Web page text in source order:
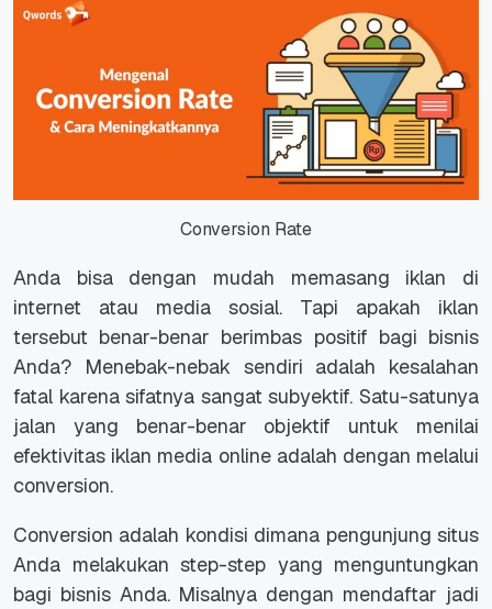
Conversion Rate
Anda bisa dengan mudah memasang iklan di
internet atau media sosial. Tapi apakah iklan
tersebut benar-benar berimbas positif bagi bisnis
Anda? Menebak-nebak sendiri adalah kesalahan
fatal karena sifatnya sangat subyektif. Satu-satunya
jalan yang benar-benar objektif untuk menilai
efektivitas iklan media online adalah dengan melalui
conversion.
Conversion adalah kondisi dimana pengunjung situs
Anda melakukan step-step yang menguntungkan
bagi bisnis Anda. Misalnya dengan mendaftar jadi